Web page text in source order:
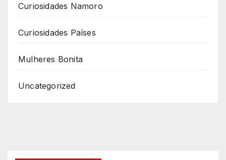
Curiosidades Namoro
Curiosidades Países
Mulheres Bonita
Uncategorized